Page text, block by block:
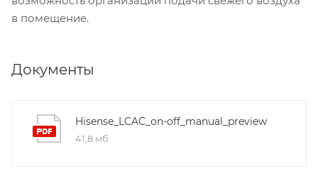
в помещение.
Документы
Hisense_LCAC_on-off_manual_preview
41,8 мб